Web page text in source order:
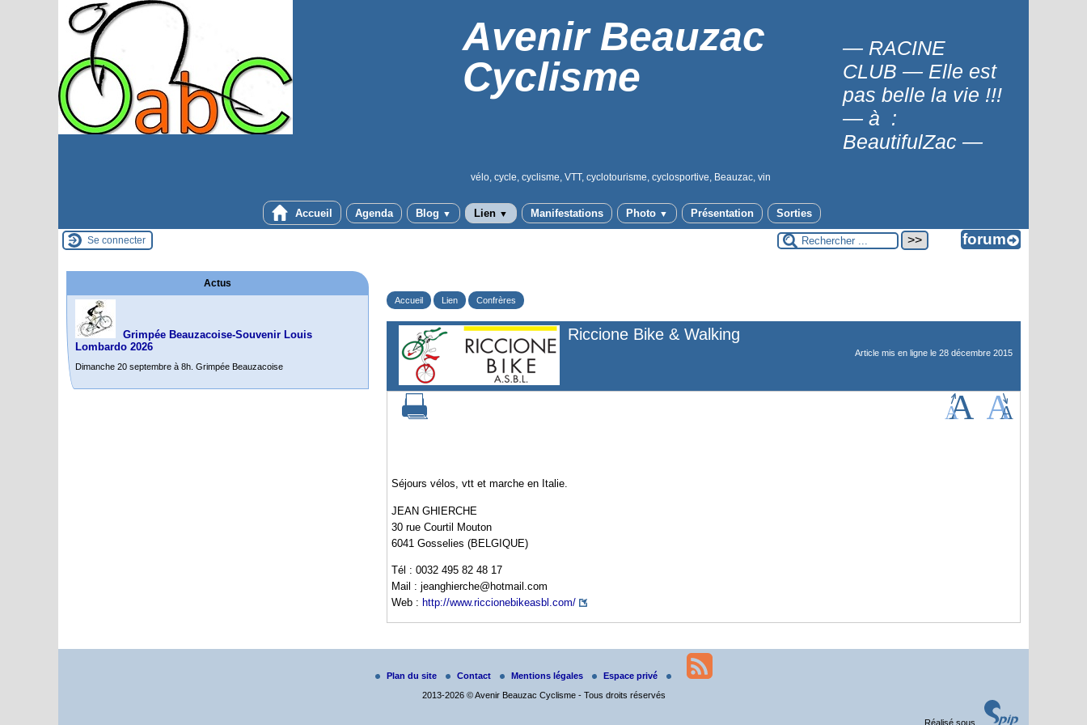
Avenir Beauzac
Cyclisme
— RACINE
CLUB — Elle est
pas belle la vie !!!
— à :
BeautifulZac —
vélo, cycle, cyclisme, VTT, cyclotourisme, cyclosportive, Beauzac, vin
Accueil Agenda Blog ▼ Lien ▼ Manifestations Photo ▼ Présentation Sorties
Se connecter
Accueil Lien Confrères
Riccione Bike & Walking
Article mis en ligne le 28 décembre 2015
Séjours vélos, vtt et marche en Italie.
JEAN GHIERCHE
30 rue Courtil Mouton
6041 Gosselies (BELGIQUE)
Tél : 0032 495 82 48 17
Mail : jeanghierche@hotmail.com
Web : http://www.riccionebikeasbl.com/
Actus
Grimpée Beauzacoise-Souvenir Louis
Lombardo 2026
Dimanche 20 septembre à 8h. Grimpée Beauzacoise
Plan du site Contact Mentions légales
Espace privé
2013-2026 © Avenir Beauzac Cyclisme - Tous droits réservés
Réalisé sous